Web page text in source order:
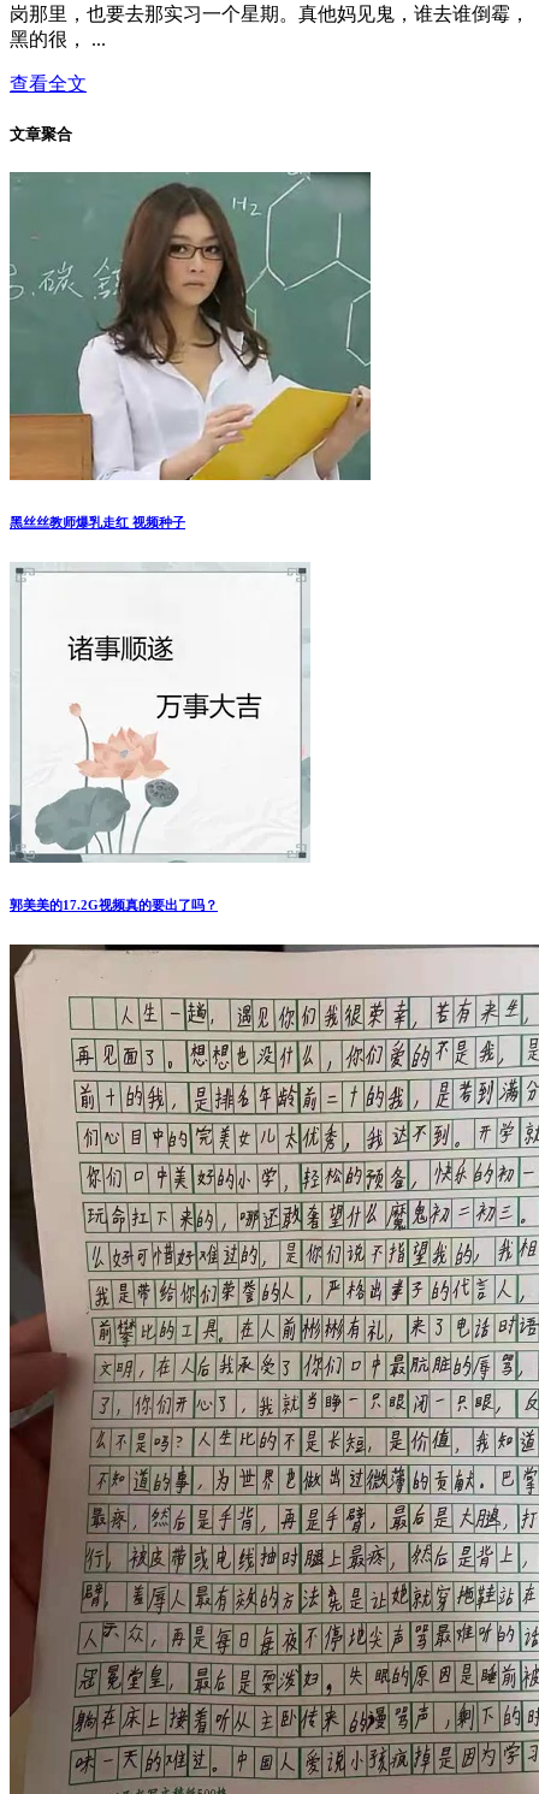
岗那里，也要去那实习一个星期。真他妈见鬼，谁去谁倒霉，
黑的很， ...
查看全文
文章聚合
黑丝丝教师爆乳走红 视频种子
郭美美的17.2G视频真的要出了吗？